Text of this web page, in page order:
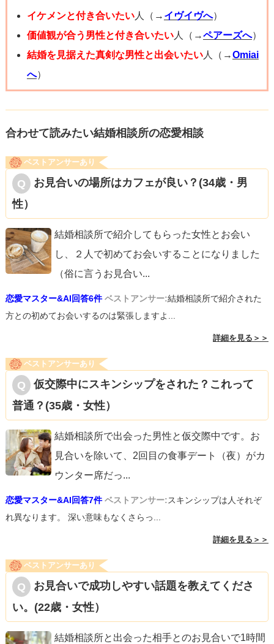
イケメンと付き合いたい人（→ イヴイヴへ）
価値観が合う男性と付き合いたい人（→ペアーズへ）
結婚を見据えた真剣な男性と出会いたい人（→Omiai
へ）
合わせて読みたい結婚相談所の恋愛相談
ベストアンサーあり
お見合いの場所はカフェが良い？(34歳・男
性）
結婚相談所で紹介してもらった女性とお会い
し、２人で初めてお会いすることになりました
（俗に言うお見合い...
恋愛マスター&AI回答6件 ベストアンサー:結婚相談所で紹介された
方との初めてお会いするのは緊張しますよ...
詳細を見る＞＞
ベストアンサーあり
仮交際中にスキンシップをされた？これって
普通？(35歳・女性）
結婚相談所で出会った男性と仮交際中です。お
見合いを除いて、2回目の食事デート（夜）がカ
ウンター席だっ...
恋愛マスター&AI回答7件 ベストアンサー:スキンシップは人それぞ
れ異なります。 深い意味もなくさらっ...
詳細を見る＞＞
ベストアンサーあり
お見合いで成功しやすい話題を教えてくださ
い。(22歳・女性）
結婚相談所と出会った相手とのお見合いで1時間